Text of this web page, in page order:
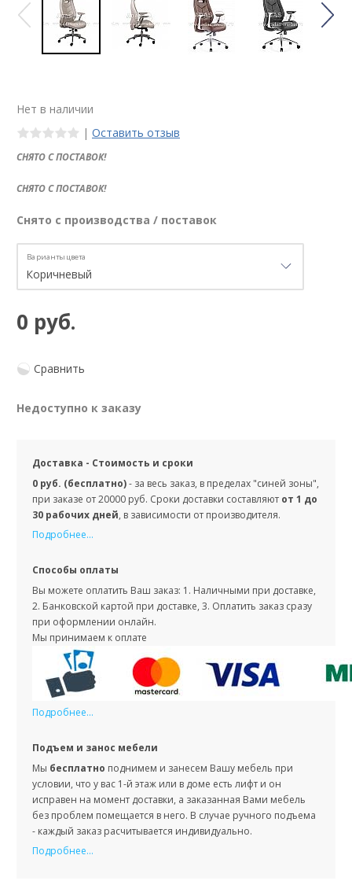
Нет в наличии
| Оставить отзыв
СНЯТО С ПОСТАВОК!
СНЯТО С ПОСТАВОК!
Снято с производства / поставок
Варианты цвета
0 руб.
Сравнить
Недоступно к заказу
Доставка - Стоимость и сроки
0 руб. (бесплатно)- за весь заказ, в пределах "синей зоны",
при заказе от 20000 руб. Сроки доставки составляют от 1 до
30 рабочих дней, в зависимости от производителя.
Подробнее...
Способы оплаты
Вы можете оплатить Ваш заказ: 1. Наличными при доставке,
2. Банковской картой при доставке, 3. Оплатить заказ сразу
при оформлении онлайн.
Мы принимаем к оплате
Подробнее...
Подъем и занос мебели
Мы бесплатно поднимем и занесем Вашу мебель при
условии, что у вас 1-й этаж или в доме есть лифт и он
исправен на момент доставки, а заказанная Вами мебель
без проблем помещается в него. В случае ручного подъема
- каждый заказ расчитывается индивидуально.
Подробнее...